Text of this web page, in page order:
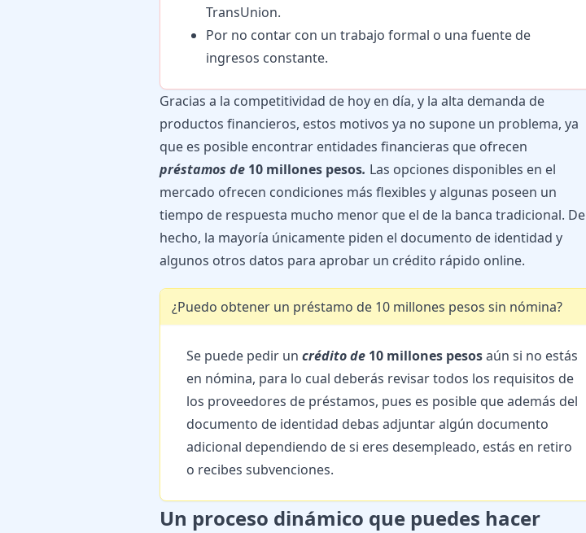
TransUnion.
Por no contar con un trabajo formal o una fuente de
ingresos constante.
Gracias a la competitividad de hoy en día, y la alta demanda de
productos financieros, estos motivos ya no supone un problema, ya
que es posible encontrar entidades financieras que ofrecen
préstamos de 10 millones pesos. Las opciones disponibles en el
mercado ofrecen condiciones más flexibles y algunas poseen un
tiempo de respuesta mucho menor que el de la banca tradicional. De
hecho, la mayoría únicamente piden el documento de identidad y
algunos otros datos para aprobar un crédito rápido online.
¿Puedo obtener un préstamo de 10 millones pesos sin nómina?
Se puede pedir un crédito de 10 millones pesosaún si no estás
en nómina, para lo cual deberás revisar todos los requisitos de
los proveedores de préstamos, pues es posible que además del
documento de identidad debas adjuntar algún documento
adicional dependiendo de si eres desempleado, estás en retiro
o recibes subvenciones.
Un proceso dinámico que puedes hacer